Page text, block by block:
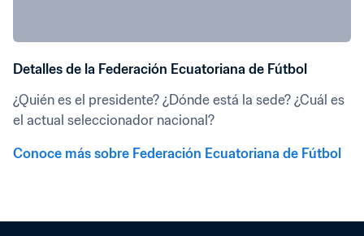
Detalles de la Federación Ecuatoriana de Fútbol
¿Quién es el presidente? ¿Dónde está la sede? ¿Cuál es
el actual seleccionador nacional?
Conoce más sobre Federación Ecuatoriana de Fútbol